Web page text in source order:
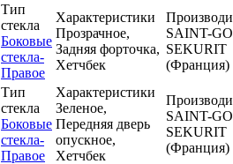
Тип
стекла
Боковые
стекла-
Правое
Характеристики
Прозрачное,
Задняя форточка,
Хетчбек
SAINT-
SEKURIT
(Франция)
Тип
стекла
Боковые
стекла-
Правое
Характеристики
Зеленое,
Передняя дверь
опускное,
Хетчбек
SAINT-
SEKURIT
(Франция)